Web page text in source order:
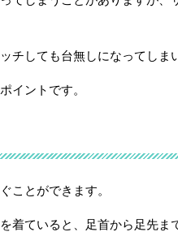
チしても台無しになってしま
イントです。
ことができます。
着ていると、足首から足先ま